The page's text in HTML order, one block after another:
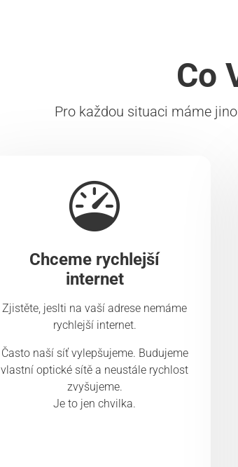
Co
Pro každou situaci máme
Chceme rychlejší
internet
Zjistěte, jeslti na vaší adrese nemáme
rychlejší internet.
Často naší síť vylepšujeme. Budujeme
vlastní optické sítě a neustále rychlost
zvyšujeme.
Je to jen chvilka.